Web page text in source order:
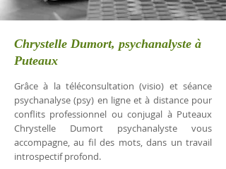
Chrystelle Dumort, psychanalyste à
Puteaux
Grâce à la téléconsultation (visio) et séance
psychanalyse (psy) en ligne et à distance pour
conflits professionnel ou conjugal à Puteaux
Chrystelle Dumort psychanalyste vous
accompagne, au fil des mots, dans un travail
introspectif profond.